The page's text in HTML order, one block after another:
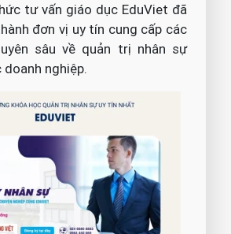
tư vấn giáo dục EduViet đã
đơn vị uy tín cung cấp các
sâu về quản trị nhân sự
nghiệp.